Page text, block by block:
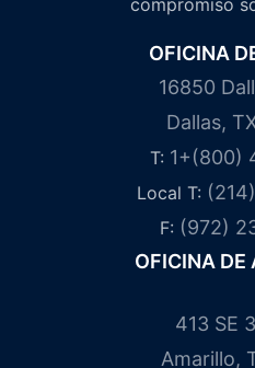
OFICINA
16850
Dallas,
T: 1+(800)
Local T:
F: (972)
OFICINA DE
413 SE
Amarillo,